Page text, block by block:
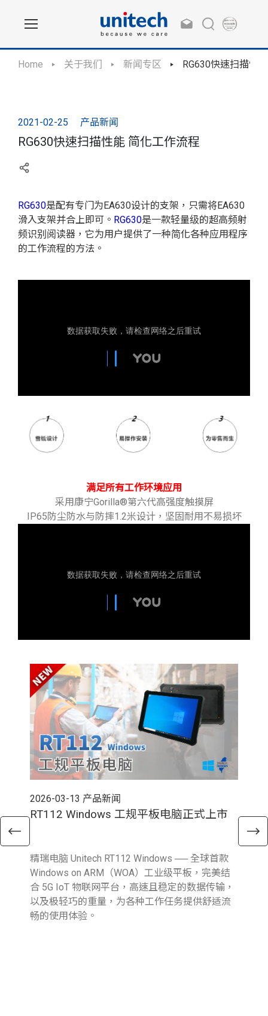
Home 关于我们 新闻专区 RG630快速扫描性
2021-02-25 产品新闻
RG630快速扫描性能 简化工作流程
RG630是配有专门为EA630设计的支架，只需将EA630
滑入支架并合上即可。 RG630是一款轻量级的超高频射
频识别阅读器，它为用户提供了一种简化各种应用程序
的工作流程的方法。
满足所有工作环境应用
采用康宁Gorilla®第六代高强度触摸屏
IP65防尘防水与防摔1.2米设计，坚固耐用不易损坏
2026-03-13 产品新闻
RT112 Windows 工规平板电脑正式上市
精瑞电脑 Unitech RT112 Windows ── 全球首款
Windows on ARM（WOA）工业级平板，完美结
合 5G IoT 物联网平台，高速且稳定的数据传输，
以及极轻巧的重量，为各种工作任务提供舒适流
畅的使用体验。